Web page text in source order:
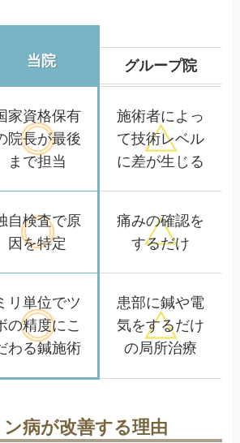
当院 グループ院
家資格保有
院長が最後
まで担当
施術者によっ
て技術レベル
に差が生じる
自検査で原
因を特定
痛みの確認を
するだけ
リ単位でツ
の精度にこ
わる鍼施術
患部に鍼や電
気をするだけ
の局所治療
病が改善する理由